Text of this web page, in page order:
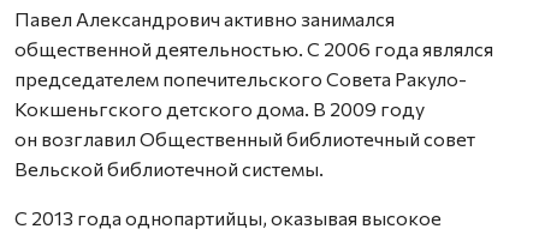
Павел Александрович активно занимался
общественной деятельностью. С 2006 года являлся
председателем попечительского Совета Ракуло-
Кокшеньгского детского дома. В 2009 году
он возглавил Общественный библиотечный совет
Вельской библиотечной системы.
С 2013 года однопартийцы, оказывая высокое